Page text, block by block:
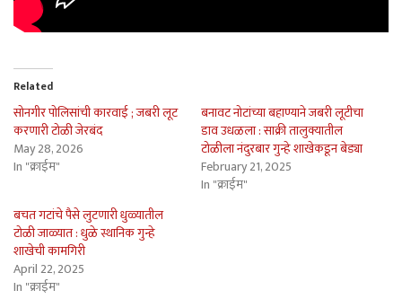
Related
सोनगीर पोलिसांची कारवाई ; जबरी लूट
करणारी टोळी जेरबंद
May 28, 2026
In "क्राईम"
बनावट नोटांच्या बहाण्याने जबरी लूटीचा
डाव उधळला : साक्री तालुक्यातील
टोळीला नंदुरबार गुन्हे शाखेकडून बेड्या
February 21, 2025
In "क्राईम"
बचत गटांचे पैसे लुटणारी धुळ्यातील
टोळी जाळ्यात : धुळे स्थानिक गुन्हे
शाखेची कामगिरी
April 22, 2025
In "क्राईम"